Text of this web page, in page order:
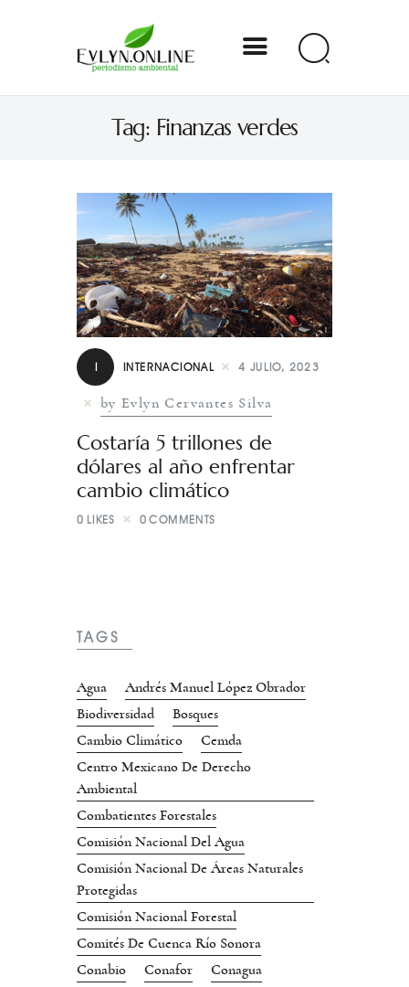
Tag: Finanzas verdes
Evlyn Online
Periodismo para autogobernarse
Internacional
Nacional
Estados
Especial
I INTERNACIONAL 4 JULIO, 2023
by Evlyn Cervantes Silva
Costaría 5 trillones de
dólares al año enfrentar
cambio climático
0 LIKES 0 COMMENTS
TAGS
Agua
Andrés Manuel López Obrador
Biodiversidad
Bosques
Cambio Climático
Cemda
Centro Mexicano De Derecho
Ambiental
Combatientes Forestales
Comisión Nacional Del Agua
Comisión Nacional De Áreas Naturales
Protegidas
Comisión Nacional Forestal
Comités De Cuenca Río Sonora
Conabio
Conafor
Conagua